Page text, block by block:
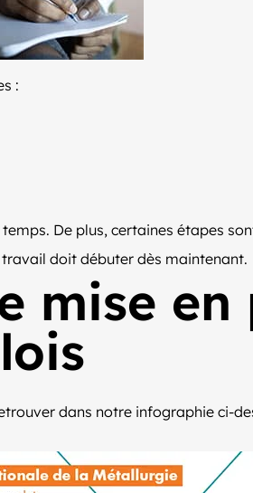
:
De plus, certaines étapes
doit débuter dès maintenant.
mise en
dans notre infographie ci-